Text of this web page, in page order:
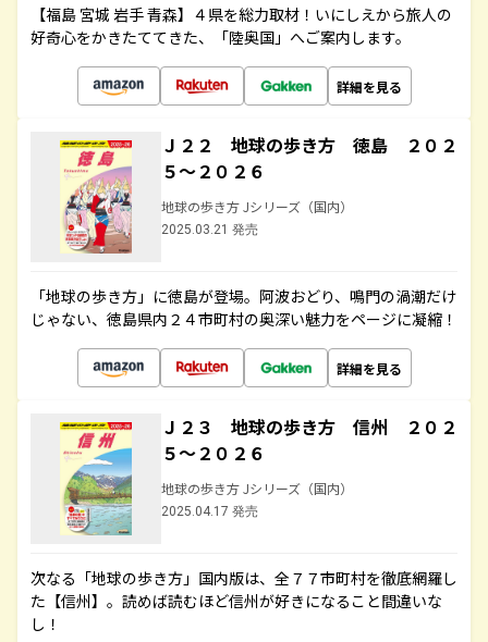
【福島 宮城 岩手 青森】４県を総力取材！いにしえから旅人の
好奇心をかきたててきた、「陸奥国」へご案内します。
詳細を見る
Ｊ２２ 地球の歩き方 徳島 ２０２
５～２０２６
地球の歩き方 Jシリーズ（国内）
2025.03.21 発売
「地球の歩き方」に徳島が登場。阿波おどり、鳴門の渦潮だけ
じゃない、徳島県内２４市町村の奥深い魅力をページに凝縮！
詳細を見る
Ｊ２３ 地球の歩き方 信州 ２０２
５～２０２６
地球の歩き方 Jシリーズ（国内）
2025.04.17 発売
次なる「地球の歩き方」国内版は、全７７市町村を徹底網羅し
た【信州】。読めば読むほど信州が好きになること間違いな
し！